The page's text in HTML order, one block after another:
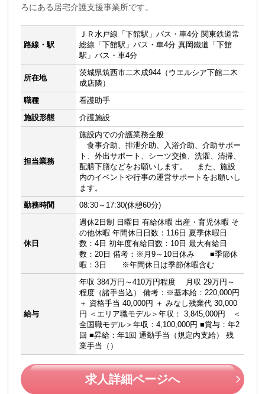
ろにある居宅介護支援事業所です。
路線・駅
ＪＲ水戸線「下館駅」バス・車4分 関東鉄道常
総線「下館駅」バス・車4分 真岡鐵道「下館
駅」バス・車4分
所在地
茨城県筑西市二木成944（ウエルシア下館二木
成店隣）
職種
看護助手
施設形態
介護施設
担当業務
施設内での介護業務全般
食事介助、排泄介助、入浴介助、介助サポー
ト、外出サポート、シーツ交換、洗濯、清掃、
配膳下膳などをお願いします。 また、施設
内のイベントや行事の運営サポートをお願いし
ます。
勤務時間
08:30～17:30(休憩60分)
休日
週休2日制 日曜日 有給休暇 出産・育児休暇 そ
の他休暇 年間休日日数：116日 夏季休暇日
数：4日 初年度有給日数：10日 最大有給日
数：20日 備考：※月9～10日休み ■季節休
暇：3日 ※年間休日は季節休暇含む
給与
年収 384万円～410万円程度 月収 29万円～
程度（諸手当込） 備考：※基本給：220,000円
＋ 資格手当 40,000円 ＋ みなし残業代 30,000
円 ＜エリア職モデル＞年収： 3,845,000円 ＜
全国職モデル＞年収：4,100,000円 ■賞与：年2
回 ■昇給：年1回 通勤手当（規定内支給） 残
業手当（）
求人詳細ページへ